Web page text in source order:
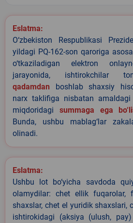
Eslatma:
O‘zbekiston Respublikasi
yildagi PQ-162-son qaroriga
o‘tkaziladigan elektron
jarayonida, ishtirokchilar
qadamdan boshlab shaxsiy
narx taklifiga nisbatan
miqdoridagi summaga ega
Bunda, ushbu mablag‘lar
olinadi.
Eslatma:
Ushbu lot bo‘yicha savdoda
olamydilar: chet ellik fuqarolar,
shaxslar, chet el yuridik shaxslari,
ishtirokidagi (aksiya (ulush,